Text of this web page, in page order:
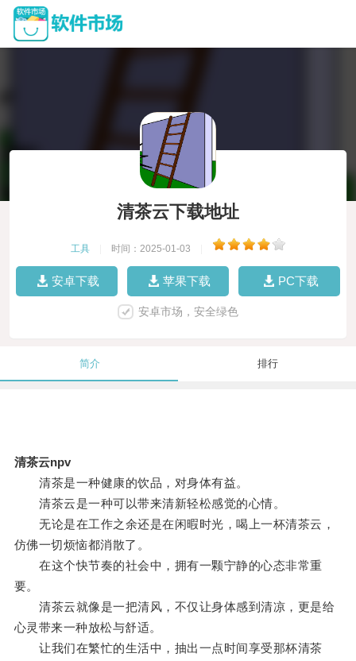
清茶云下载地址
工具 时间：2025-01-03
安卓下载 苹果下载 PC下载
安卓市场，安全绿色
简介 排行
清茶云npv
清茶是一种健康的饮品，对身体有益。
清茶云是一种可以带来清新轻松感觉的心情。
无论是在工作之余还是在闲暇时光，喝上一杯清茶云，
仿佛一切烦恼都消散了。
在这个快节奏的社会中，拥有一颗宁静的心态非常重
要。
清茶云就像是一把清风，不仅让身体感到清凉，更是给
心灵带来一种放松与舒适。
让我们在繁忙的生活中，抽出一点时间享受那杯清茶